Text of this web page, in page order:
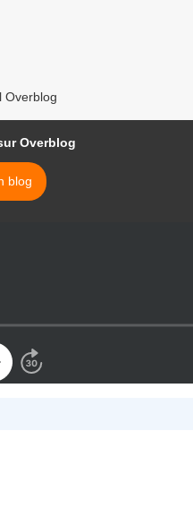
Overblog
Overblog
blog